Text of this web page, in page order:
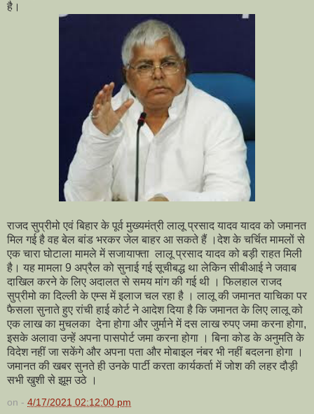
है।
राजद सुप्रीमो एवं बिहार के पूर्व मुख्यमंत्री लालू प्रसाद यादव यादव को जमानत
मिल गई है वह बेल बांड भरकर जेल बाहर आ सकते हैं ।देश के चर्चित मामलों से
एक चारा घोटाला मामले में सजायाफ्ता लालू प्रसाद यादव को बड़ी राहत मिली
है। यह मामला 9 अप्रैल को सुनाई गई सूचीबद्ध था लेकिन सीबीआई ने जवाब
दाखिल करने के लिए अदालत से समय मांग की गई थी । फिलहाल राजद
सुप्रीमो का दिल्ली के एम्स में इलाज चल रहा है । लालू की जमानत याचिका पर
फैसला सुनाते हुए रांची हाई कोर्ट ने आदेश दिया है कि जमानत के लिए लालू को
एक लाख का मुचलका देना होगा और जुर्माने में दस लाख रुपए जमा करना होगा,
इसके अलावा उन्हें अपना पासपोर्ट जमा करना होगा । बिना कोड के अनुमति के
विदेश नहीं जा सकेंगे और अपना पता और मोबाइल नंबर भी नहीं बदलना होगा ।
जमानत की खबर सुनते ही उनके पार्टी करता कार्यकर्ता में जोश की लहर दौड़ी
सभी खुशी से झूम उठे ।
on - 4/17/2021 02:12:00 pm